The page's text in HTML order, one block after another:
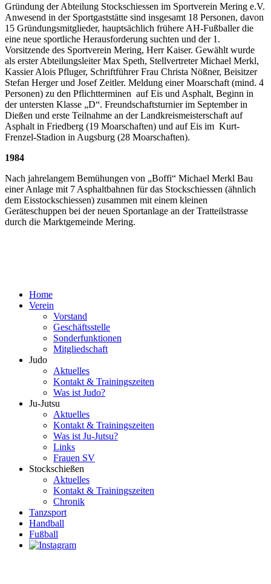
Gründung der Abteilung Stockschiessen im Sportverein Mering e.V.
Anwesend in der Sportgaststätte sind insgesamt 18 Personen, davon
15 Gründungsmitglieder, hauptsächlich frühere AH-Fußballer die
eine neue sportliche Herausforderung suchten und der 1.
Vorsitzende des Sportverein Mering, Herr Kaiser. Gewählt wurde
als erster Abteilungsleiter Max Speth, Stellvertreter Michael Merkl,
Kassier Alois Pfluger, Schriftführer Frau Christa Nößner, Beisitzer
Stefan Herger und Josef Zeitler. Meldung einer Moarschaft (mind. 4
Personen) zu den Pflichtterminen auf Eis und Asphalt, Beginn in
der untersten Klasse „D“. Freundschaftsturnier im September in
Dießen und erste Teilnahme an der Landkreismeisterschaft auf
Asphalt in Friedberg (19 Moarschaften) und auf Eis im Kurt-
Frenzel-Stadion in Augsburg (28 Moarschaften).
1984
Nach jahrelangem Bemühungen von „Boffi“ Michael Merkl Bau
einer Anlage mit 7 Asphaltbahnen für das Stockschiessen (ähnlich
dem Eisstockschiessen) zusammen mit einem kleinen
Geräteschuppen bei der neuen Sportanlage an der Tratteilstrasse
durch die Marktgemeinde Mering.
Home
Verein
Vorstand
Geschäftsstelle
Sonderfunktionen
Mitgliedschaft
Judo
Aktuelles
Kontakt & Trainingszeiten
Was ist Judo?
Ju-Jutsu
Aktuelles
Kontakt & Trainingszeiten
Was ist Ju-Jutsu?
Links
Frauen SV
Stockschießen
Aktuelles
Kontakt & Trainingszeiten
Chronik
Tanzsport
Handball
Fußball